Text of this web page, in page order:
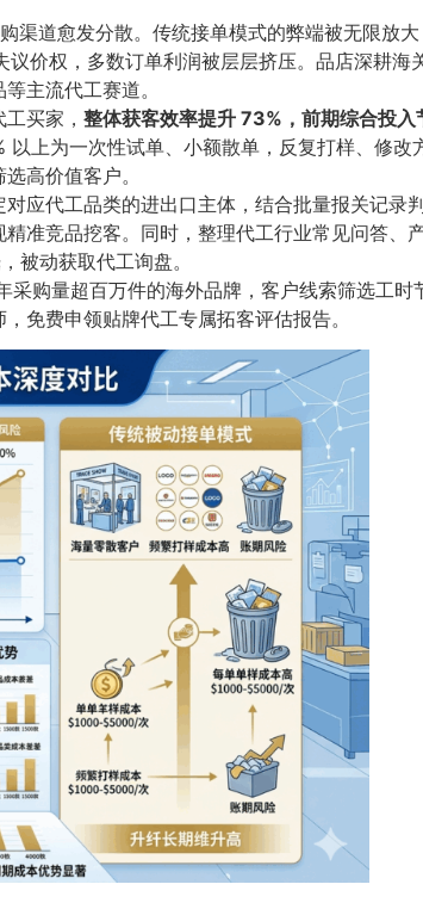
道愈发分散。传统接单模式的弊端被无限放
价权，多数订单利润被层层挤压。品店深耕
主流代工赛道。
买家， 整体获客效率提升 73%，前期综合投
上为一次性试单、小额散单，反复打样、修
高价值客户。
应代工品类的进出口主体，结合批量报关记录
准竞品挖客。同时，整理代工行业常见问答、
被动获取代工询盘。
购量超百万件的海外品牌，客户线索筛选工时
免费申领贴牌代工专属拓客评估报告。